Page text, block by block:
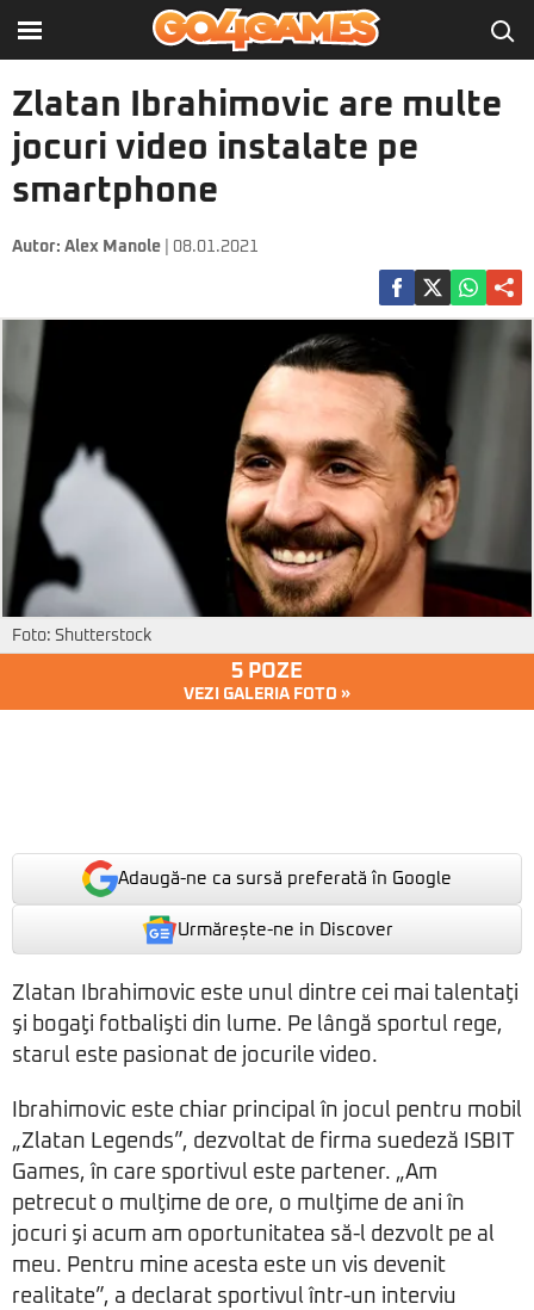
Zlatan Ibrahimovic are multe
jocuri video instalate pe
smartphone
Autor: Alex Manole | 08.01.2021
Foto: Shutterstock
5 POZE
VEZI GALERIA FOTO »
Adaugă-ne ca sursă preferată în Google
Urmărește-ne in Discover
Zlatan Ibrahimovic este unul dintre cei mai talentaţi
şi bogaţi fotbalişti din lume. Pe lângă sportul rege,
starul este pasionat de jocurile video.
Ibrahimovic este chiar principal în jocul pentru mobil
„Zlatan Legends”, dezvoltat de firma suedeză ISBIT
Games, în care sportivul este partener. „Am
petrecut o mulţime de ore, o mulţime de ani în
jocuri şi acum am oportunitatea să-l dezvolt pe al
meu. Pentru mine acesta este un vis devenit
realitate”, a declarat sportivul într-un interviu